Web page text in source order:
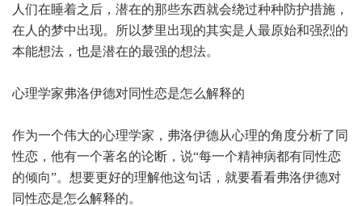
人们在睡着之后，潜在的那些东西就会绕过种种防护措施，
在人的梦中出现。所以梦里出现的其实是人最原始和强烈的
本能想法，也是潜在的最强的想法。
心理学家弗洛伊德对同性恋是怎么解释的
作为一个伟大的心理学家，弗洛伊德从心理的角度分析了同
性恋，他有一个著名的论断，说“每一个精神病都有同性恋
的倾向”。想要更好的理解他这句话，就要看看弗洛伊德对
同性恋是怎么解释的。